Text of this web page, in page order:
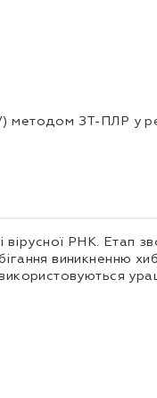
методом ЗТ-ПЛР у
РНК. Етап
виникненню